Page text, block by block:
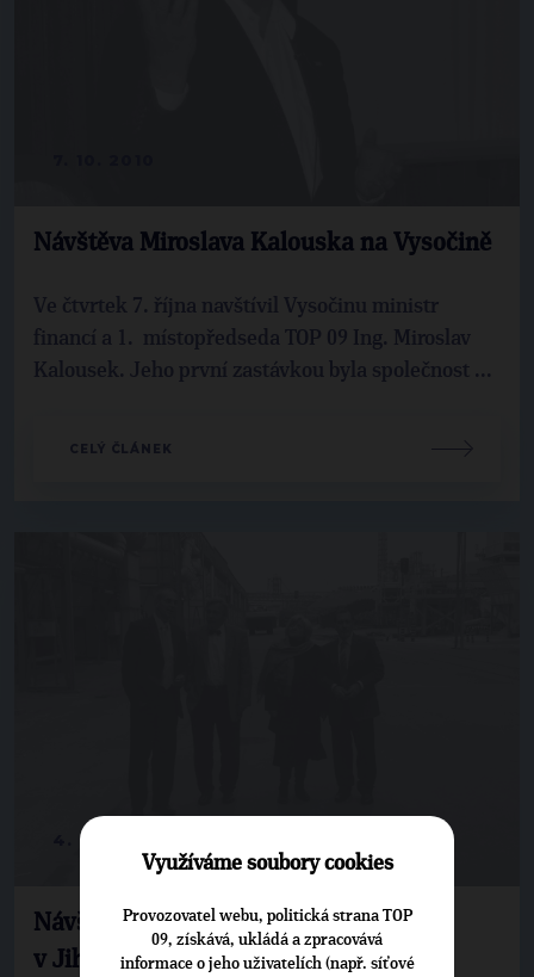
Návštěva Miroslava Kalouska na Vysočině
Ve čtvrtek 7. října navštívil Vysočinu ministr
financí a 1. místopředseda TOP 09 Ing. Miroslav
Kalousek. Jeho první zastávkou byla společnost ...
CELÝ ČLÁNEK
4. 10. 2010
Návštěva společnosti KRONOSPAN
v Jihlavě
Využíváme soubory cookies
Provozovatel webu, politická strana TOP
09, získává, ukládá a zpracovává
informace o jeho uživatelích (např. síťové